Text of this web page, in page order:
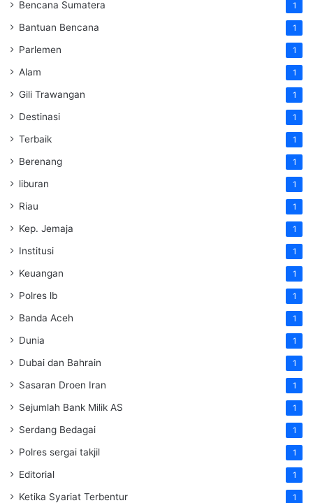
Bencana Sumatera 1
Bantuan Bencana 1
Parlemen 1
Alam 1
Gili Trawangan 1
Destinasi 1
Terbaik 1
Berenang 1
liburan 1
Riau 1
Kep. Jemaja 1
Institusi 1
Keuangan 1
Polres lb 1
Banda Aceh 1
Dunia 1
Dubai dan Bahrain 1
Sasaran Droen Iran 1
Sejumlah Bank Milik AS 1
Serdang Bedagai 1
Polres sergai takjil 1
Editorial 1
Ketika Syariat Terbentur 1